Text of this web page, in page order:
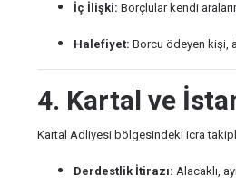
İç İlişki: Borçlular kendi
Halefiyet: Borcu ödeyen kişi,
4. Kartal ve
Kartal Adliyesi bölgesindeki icra
Derdestlik İtirazı: Alacaklı,